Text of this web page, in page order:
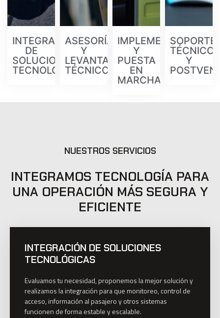
INTEGRACIÓN
DE
SOLUCIONES
TECNOLÓGICAS
ASESORÍA
Y
LEVANTAMIENTO
TÉCNICO
IMPLEMENTACIÓN
Y
PUESTA
EN
MARCHA
SOPORTE
TÉCNICO
Y
NUESTROS SERVICIOS
INTEGRAMOS TECNOLOGÍA PARA
UNA OPERACIÓN MÁS SEGURA Y
EFICIENTE
INTEGRACIÓN DE SOLUCIONES
TECNOLÓGICAS
Evaluamos tu necesidad, proponemos la mejor solución y
realizamos la integración para que monitoreo, control de
acceso, información al pasajero y otros sistemas
funcionen de forma estable y escalable.